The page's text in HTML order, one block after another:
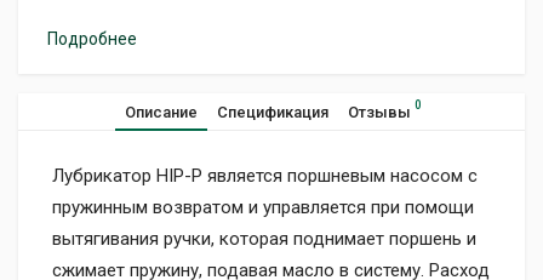
Подробнее
Описание Спецификация Отзывы 0
Лубрикатор HIP-P является поршневым насосом с
пружинным возвратом и управляется при помощи
вытягивания ручки, которая поднимает поршень и
сжимает пружину, подавая масло в систему. Расход